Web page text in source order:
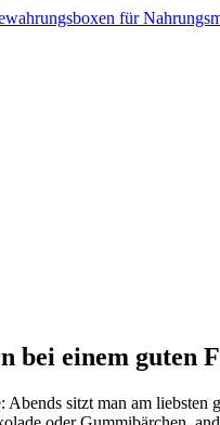
für
bei einem guten
Abends sitzt man am